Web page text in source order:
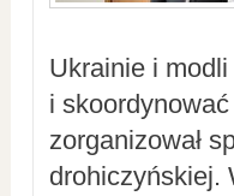
Ukrainie i
i
zorganizował
drohiczyńskiej.